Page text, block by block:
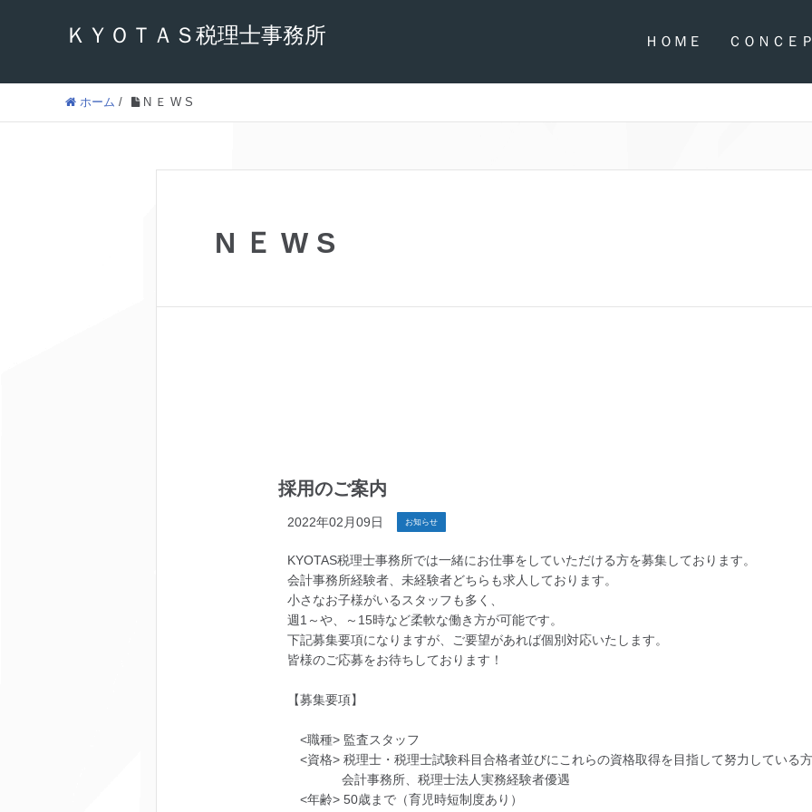
ＫＹＯＴＡＳ税理士事務所 ＨＯＭＥ ＣＯＮＣＥ
ホーム / N Ｅ W S
N Ｅ W S
採用のご案内
2022年02月09日 お知らせ
KYOTAS税理士事務所では一緒にお仕事をしていただける方を募集しております。
会計事務所経験者、未経験者どちらも求人しております。
小さなお子様がいるスタッフも多く、
週1～や、～15時など柔軟な働き方が可能です。
下記募集要項になりますが、ご要望があれば個別対応いたします。
皆様のご応募をお待ちしております！
【募集要項】
<職種> 監査スタッフ
<資格> 税理士・税理士試験科目合格者並びにこれらの資格取得を目指して努力している方
会計事務所、税理士法人実務経験者優遇
<年齢> 50歳まで（育児時短制度あり）